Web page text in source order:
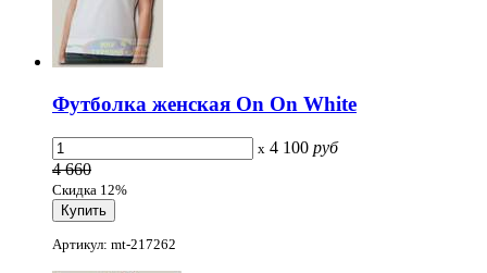
Футболка женская On On White
x 4 100 руб
4 660
Скидка 12%
Артикул: mt-217262